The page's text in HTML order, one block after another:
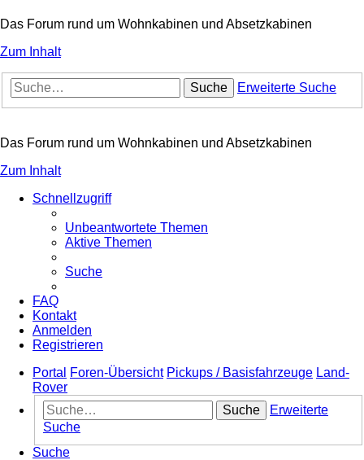
Das Forum rund um Wohnkabinen und Absetzkabinen
Zum Inhalt
Suche Erweiterte Suche
Das Forum rund um Wohnkabinen und Absetzkabinen
Zum Inhalt
Schnellzugriff
Unbeantwortete Themen
Aktive Themen
Suche
FAQ
Kontakt
Anmelden
Registrieren
Portal
Foren-Übersicht Pickups / Basisfahrzeuge Land-
Rover
Suche
Erweiterte
Suche
Suche